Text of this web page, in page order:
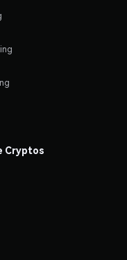
Cryptos